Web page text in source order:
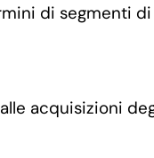
di segmenti
acquisizioni